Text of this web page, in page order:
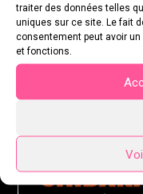
traiter des données telles
uniques sur ce site. Le fait
consentement peut avoir
et fonctions.